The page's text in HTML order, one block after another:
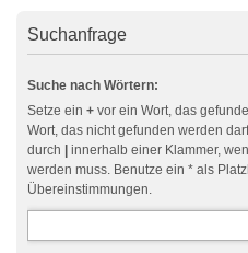
Suchanfrage
Suche nach Wörtern:
Setze ein + vor ein Wort, das
Wort, das nicht gefunden werden
durch
innerhalb einer Klammer,
werden muss. Benutze ein * als
Übereinstimmungen.